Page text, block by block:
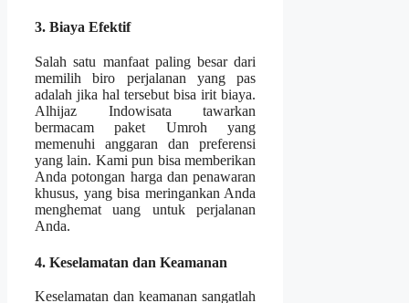
3. Biaya Efektif
Salah satu manfaat paling besar dari
memilih biro perjalanan yang pas
adalah jika hal tersebut bisa irit biaya.
Alhijaz Indowisata tawarkan
bermacam paket Umroh yang
memenuhi anggaran dan preferensi
yang lain. Kami pun bisa memberikan
Anda potongan harga dan penawaran
khusus, yang bisa meringankan Anda
menghemat uang untuk perjalanan
Anda.
4. Keselamatan dan Keamanan
Keselamatan dan keamanan sangatlah